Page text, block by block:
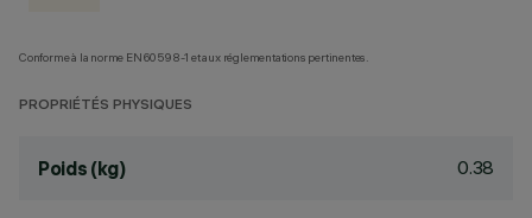
Conforme à la norme EN60598-1 et aux réglementations pertinentes.
PROPRIÉTÉS PHYSIQUES
Poids (kg) 0.38